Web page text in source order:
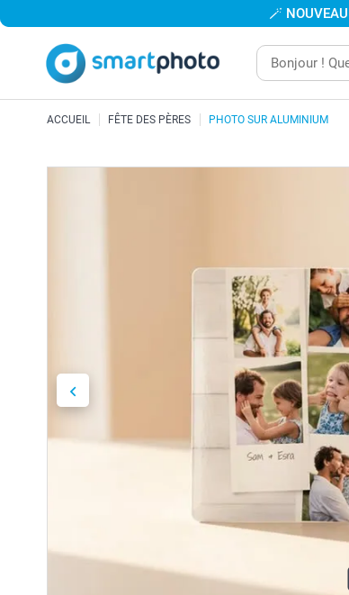
🪄
ACCUEIL FÊTE DES PÈRES PHOTO SUR ALUMINIUM